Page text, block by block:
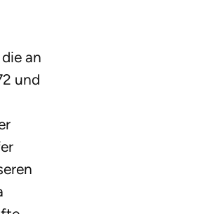
an
und